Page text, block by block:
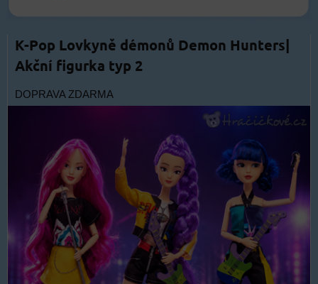
K-Pop Lovkyně démonů Demon Hunters|
Akční figurka typ 2
DOPRAVA ZDARMA